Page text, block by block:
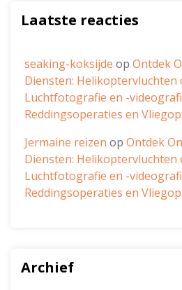
Laatste reacties
seaking-koksijde op Ontdek
Diensten: Helikoptervluchten
Luchtfotografie en -
Reddingsoperaties en
Jermaine reizen op Ontdek
Diensten: Helikoptervluchten
Luchtfotografie en -
Reddingsoperaties en
Archief